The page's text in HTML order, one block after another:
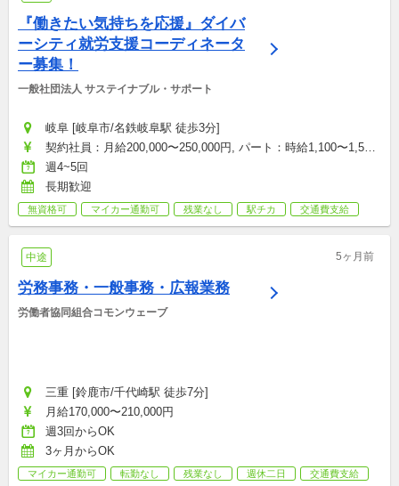
『働きたい気持ちを応援』ダイバ
ーシティ就労支援コーディネータ
ー募集！
一般社団法人 サステイナブル・サポート
岐阜 [岐阜市/名鉄岐阜駅 徒歩3分]
契約社員：月給200,000〜250,000円, パート：時給1,100〜1,500
円
週4~5回
長期歓迎
無資格可 マイカー通勤可 残業なし 駅チカ 交通費支給
中途 5ヶ月前
労務事務・一般事務・広報業務
労働者協同組合コモンウェーブ
三重 [鈴鹿市/千代崎駅 徒歩7分]
月給170,000〜210,000円
週3回からOK
3ヶ月からOK
マイカー通勤可 転勤なし 残業なし 週休二日 交通費支給